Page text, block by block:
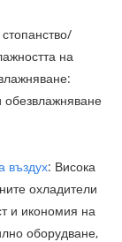
на
обезвлажняване
въздух: Висока
охладители
и икономия на
оборудване,